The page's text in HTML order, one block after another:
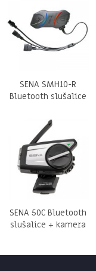
SENA SMH10-R
Bluetooth slušalice
SENA 50C Bluetooth
slušalice + kamera